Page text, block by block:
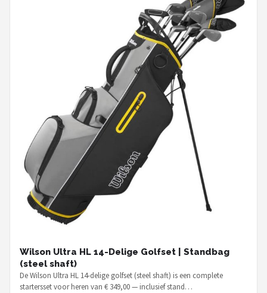
Wilson Ultra HL 14-Delige Golfset | Standbag
(steel shaft)
De Wilson Ultra HL 14-delige golfset (steel shaft) is een complete
startersset voor heren van € 349,00 — inclusief stand…